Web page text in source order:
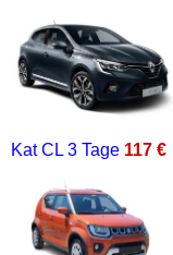
Kat CL 3 Tage 117 €